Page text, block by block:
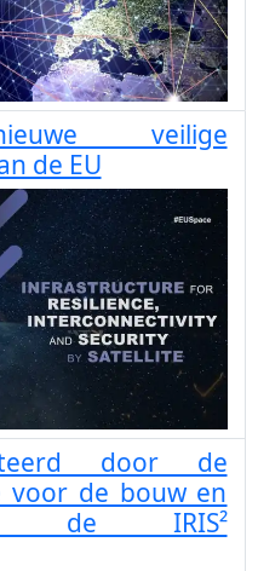
veilige
de EU
door de
voor de bouw en
de IRIS²